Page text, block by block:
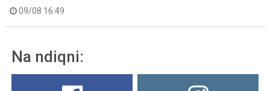
09/08 16:49
Na ndiqni: